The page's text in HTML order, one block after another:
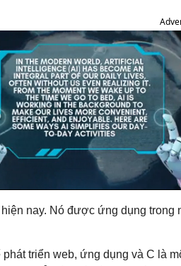
hiện nay. Nó được ứng dụng
triển web, ứng dụng và C là